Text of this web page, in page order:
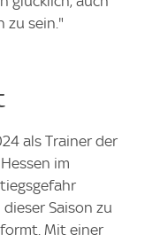
zu sein."
als Trainer der
im
Saison zu
Mit einer